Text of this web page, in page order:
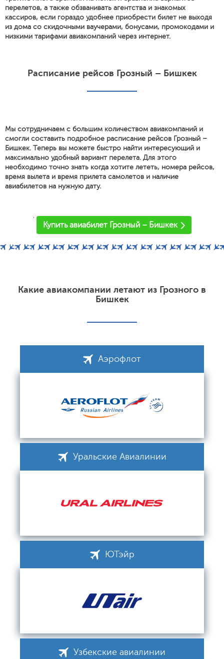
перелетов, а также обзванивать агентства и знакомых
кассиров, если гораздо удобнее приобрести билет не выходя
из дома со скидочными ваучерами, бонусами, промокодами и
низкими тарифами авиакомпаний через интернет.
Расписание рейсов Грозный – Бишкек
Мы сотрудничаем с большим количеством авиакомпаний и
смогли составить подробное расписание рейсов Грозный –
Бишкек. Теперь вы можете быстро найти интересующий и
максимально удобный вариант перелета. Для этого
необходимо точно знать когда хотите лететь, номера рейсов,
время вылета и время прилета самолетов и наличие
авиабилетов на нужную дату.
'
Купить авиабилет Грозный – Бишкек
Какие авиакомпании летают из Грозного в
Бишкек
Аэрофлот
Уральские Авиалинии
ЮТэйр
Узбекские авиалинии